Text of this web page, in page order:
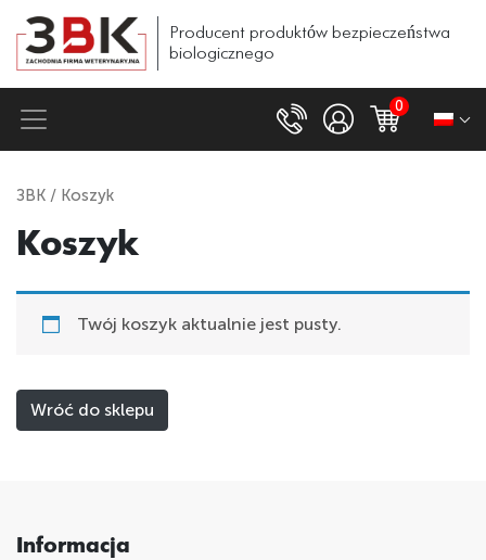
Producent produktów bezpieczeństwa
biologicznego
0
ЗВК / Koszyk
Koszyk
Twój koszyk aktualnie jest pusty.
Wróć do sklepu
Informacja